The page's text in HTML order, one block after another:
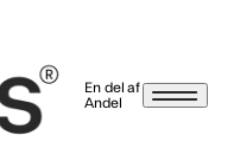
En del af
Andel